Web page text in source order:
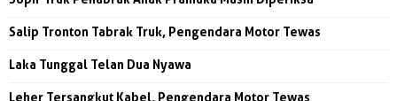
Salip Tronton Tabrak Truk, Pengendara Motor Tewas
Laka Tunggal Telan Dua Nyawa
Leher Tersangkut Kabel, Pengendara Motor Tewas